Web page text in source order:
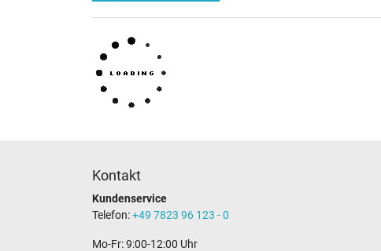
Kontakt
Kundenservice
Telefon:+49 7823 96 123 - 0
Mo-Fr: 9:00-12:00 Uhr